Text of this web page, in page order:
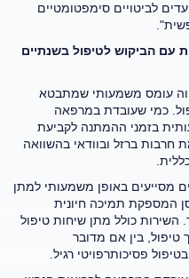
לביטויים סימפטומטיים
עם הביקוש לטיפול בשנתיים
עומס משמעותי שמתבטא
כמי שעובדת במרפאה
בזמני ההמתנה לקביעת
ברזל ובוודאי בהשוואה
מסייעים באופן משמעותי למתן
המספקת תמיכה חיונית
השירות כולל מתן שיחות טיפול
טיפול, בין אם מדובר
פסיכותרפויטי רגיל.